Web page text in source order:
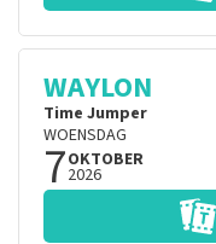
WAYLON
Time Jumper
WOENSDAG
7OKTOBER
2026